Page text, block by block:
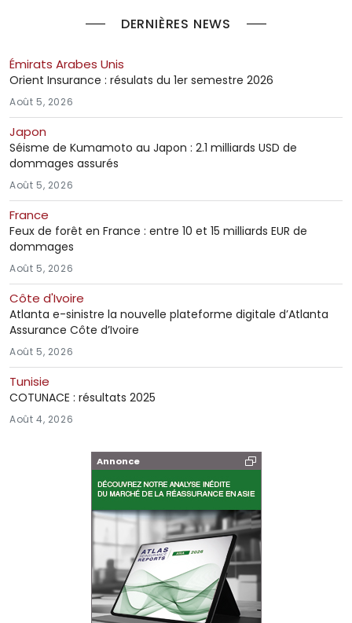
DERNIÈRES NEWS
Émirats Arabes Unis
Orient Insurance : résulats du 1er semestre 2026
Août 5, 2026
Japon
Séisme de Kumamoto au Japon : 2.1 milliards USD de
dommages assurés
Août 5, 2026
France
Feux de forêt en France : entre 10 et 15 milliards EUR de
dommages
Août 5, 2026
Côte d'Ivoire
Atlanta e-sinistre la nouvelle plateforme digitale d’Atlanta
Assurance Côte d’Ivoire
Août 5, 2026
Tunisie
COTUNACE : résultats 2025
Août 4, 2026
Annonce